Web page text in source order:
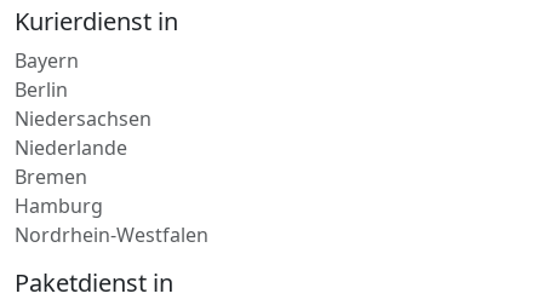
Kurierdienst in
Bayern
Berlin
Niedersachsen
Niederlande
Bremen
Hamburg
Nordrhein-Westfalen
Paketdienst in